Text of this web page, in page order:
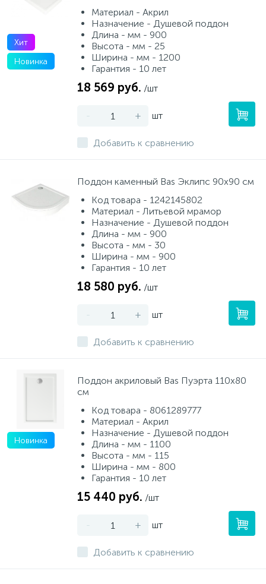
Хит
Новинка
Материал - Акрил
Назначение - Душевой поддон
Длина - мм - 900
Высота - мм - 25
Ширина - мм - 1200
Гарантия - 10 лет
18 569 руб. /шт
- + шт
Добавить к сравнению
Поддон каменный Bas Эклипс 90х90 см
Код товара - 1242145802
Материал - Литьевой мрамор
Назначение - Душевой поддон
Длина - мм - 900
Высота - мм - 30
Ширина - мм - 900
Гарантия - 10 лет
18 580 руб. /шт
- + шт
Добавить к сравнению
Новинка
Поддон акриловый Bas Пуэрта 110х80
см
Код товара - 8061289777
Материал - Акрил
Назначение - Душевой поддон
Длина - мм - 1100
Высота - мм - 115
Ширина - мм - 800
Гарантия - 10 лет
15 440 руб. /шт
- + шт
Добавить к сравнению